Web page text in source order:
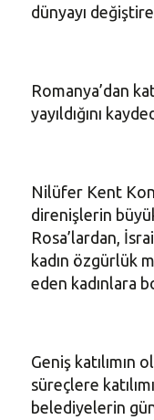
dünyayı
Romanya’dan
yayıldığını
Nilüfer Kent
direnişlerin
Rosa’lardan,
kadın özgürlük
eden kadınlara
Geniş katılımın
süreçlere
belediyelerin